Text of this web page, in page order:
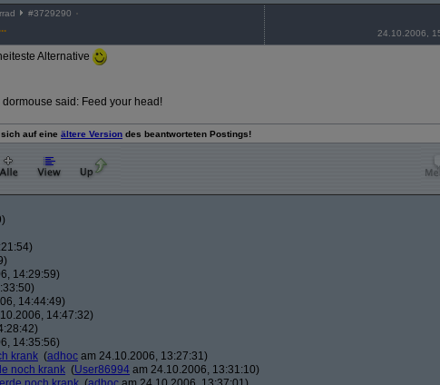
#3729290
24.10.2006,
Alternative
said: Feed your head!
auf eine ältere Version des beantworteten Postings!
14:29:59)
14:44:49)
14:47:32)
14:35:56)
krank (adhoc am 24.10.2006, 13:27:31)
noch krank (User86994 am 24.10.2006, 13:31:10)